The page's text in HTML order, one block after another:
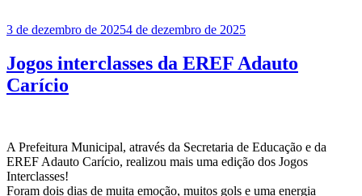
Publicado
3 de dezembro de 20254 de dezembro de 2025
Jogos interclasses da EREF Adauto
Carício
A Prefeitura Municipal, através da Secretaria de Educação e da
EREF Adauto Carício, realizou mais uma edição dos Jogos
Interclasses!
Foram dois dias de muita emoção, muitos gols e uma energia